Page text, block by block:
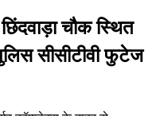
चौक स्थित
सीसीटीवी फुटेज